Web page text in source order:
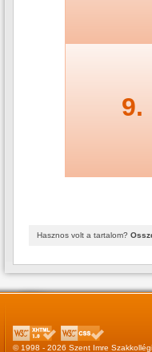
9.
Hasznos volt a tartalom?
© 1998 - 2026 Szent Imre